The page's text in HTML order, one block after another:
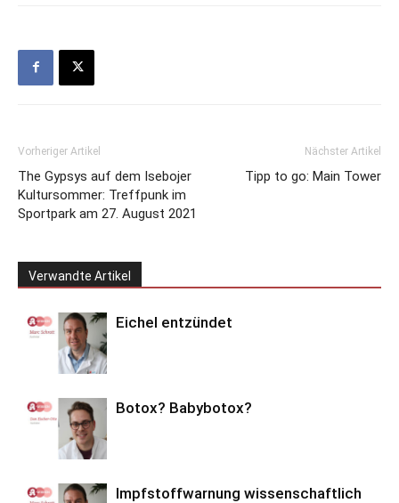
Vorheriger Artikel
The Gypsys auf dem Isebojer
Kultursommer: Treffpunk im
Sportpark am 27. August 2021
Nächster Artikel
Tipp to go: Main Tower
Verwandte Artikel
Eichel entzündet
Botox? Babybotox?
Impfstoffwarnung wissenschaftlich